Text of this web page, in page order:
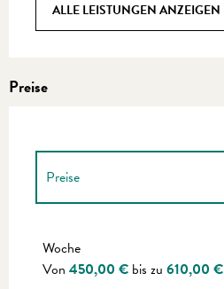
ALLE LEISTUNGEN ANZEIGEN
Preise
Preise
Woche
Von 450,00 € bis zu 610,00 €